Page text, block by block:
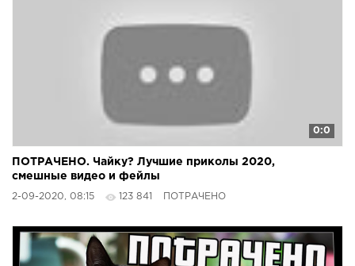
0:0
ПОТРАЧЕНО. Чайку? Лучшие приколы 2020,
смешные видео и фейлы
2-09-2020, 08:15 123 841 ПОТРАЧЕНО